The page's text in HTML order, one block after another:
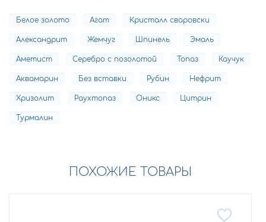
Белое золото Агат Кристалл сваровски
Александрит Жемчуг Шпинель Эмаль
Аметист Серебро с позолотой Топаз Каучук
Аквамарин Без вставки Рубин Нефрит
Хризолит Раухтопаз Оникс Цитрин
Турмалин
ПОХОЖИЕ ТОВАРЫ